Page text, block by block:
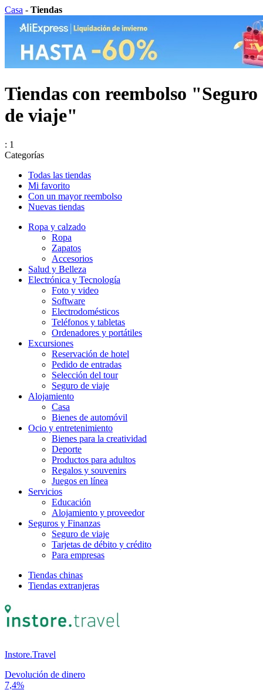
Casa - Tiendas
Tiendas con reembolso "Seguro
de viaje"
: 1
Categorías
Todas las tiendas
Mi favorito
Con un mayor reembolso
Nuevas tiendas
Ropa y calzado
Ropa
Zapatos
Accesorios
Salud y Belleza
Electrónica y Tecnología
Foto y video
Software
Electrodomésticos
Teléfonos y tabletas
Ordenadores y portátiles
Excursiones
Reservación de hotel
Pedido de entradas
Selección del tour
Seguro de viaje
Alojamiento
Casa
Bienes de automóvil
Ocio y entretenimiento
Bienes para la creatividad
Deporte
Productos para adultos
Regalos y souvenirs
Juegos en línea
Servicios
Educación
Alojamiento y proveedor
Seguros y Finanzas
Seguro de viaje
Tarjetas de débito y crédito
Para empresas
Tiendas chinas
Tiendas extranjeras
Instore.Travel
Devolución de dinero
7,4%